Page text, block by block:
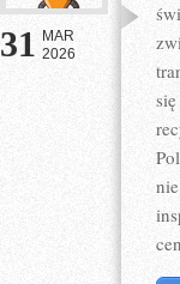
31 MAR
2026